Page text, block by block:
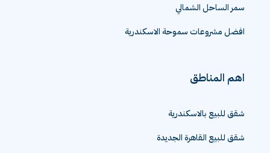
سمر الساحل الشمالي
افضل مشروعات سموحة الاسكندرية
اهم المناطق
شقق للبيع بالاسكندرية
شقق للبيع القاهرة الجديدة